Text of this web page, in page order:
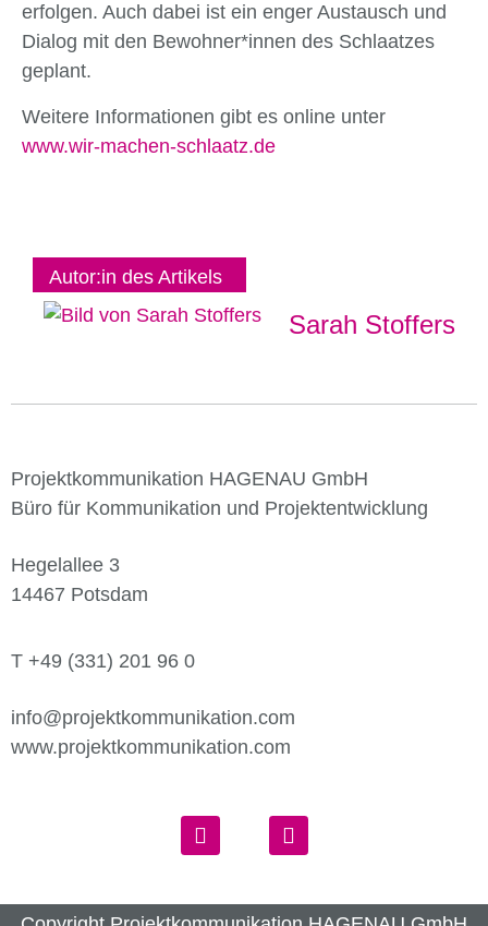
erfolgen. Auch dabei ist ein enger Austausch und
Dialog mit den Bewohner*innen des Schlaatzes
geplant.
Weitere Informationen gibt es online unter
www.wir-machen-schlaatz.de
Autor:in des Artikels
Sarah Stoffers
Projektkommunikation HAGENAU GmbH
Büro für Kommunikation und Projektentwicklung
Hegelallee 3
14467 Potsdam
T +49 (331) 201 96 0
info@projektkommunikation.com
www.projektkommunikation.com